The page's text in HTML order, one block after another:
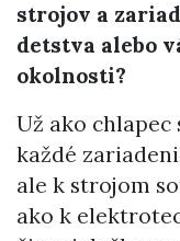
strojov a
detstva alebo
okolnosti?
Už ako
každé
ale k strojom
ako k